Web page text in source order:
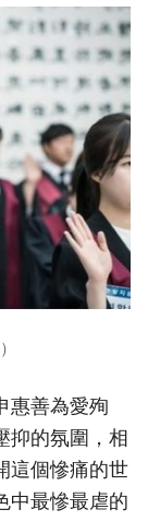
惠善為愛殉
抑的氛圍，相
這個慘痛的世
中最慘最虐的